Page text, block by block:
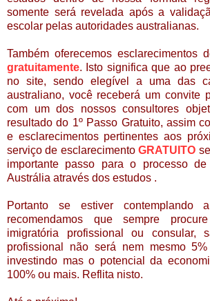
somente será revelada após a
escolar pelas autoridades australianas.
Também oferecemos esclarecimentos
gratuitamente. Isto significa que ao
no site, sendo elegível a uma das
australiano, você receberá um convite
com um dos nossos consultores
resultado do 1º Passo Gratuito, assim
e esclarecimentos pertinentes aos
serviço de esclarecimentoGRATUITO se
importante passo para o processo
Austrália através dos estudos .
Portanto se estiver contemplando
recomendamos que sempre
imigratória profissional ou consular,
profissional não será nem mesmo
investindo mas o potencial da
100% ou mais. Reflita nisto.